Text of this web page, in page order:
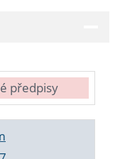
předpisy